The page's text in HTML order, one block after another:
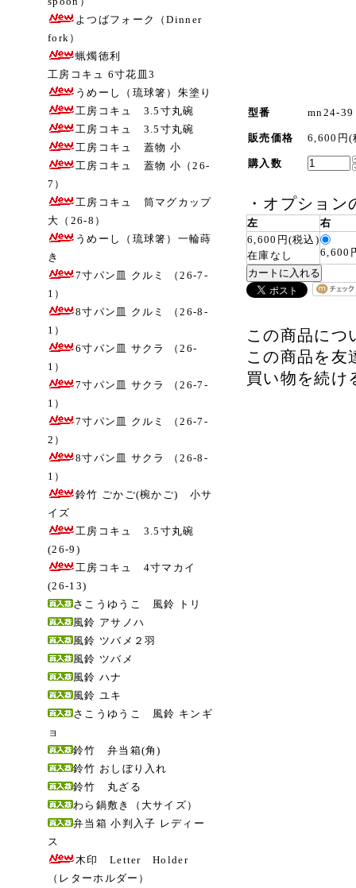
よつばフォーク（Dinner
fork）
蝋燭徳利
工房コキュ 6寸花皿3
うめーし（琉球箸）朱塗り
工房コキュ 3.5寸丸碗
工房コキュ 3.5寸丸碗
工房コキュ 蓋物 小
工房コキュ 蓋物 小（26-
7）
工房コキュ 筒マグカップ
大（26-8）
うめーし（琉球箸）一輪蒔
き
7寸パン皿 クルミ （26-7-
1）
8寸パン皿 クルミ （26-8-
1）
6寸パン皿 サクラ （26-
1）
7寸パン皿 サクラ （26-7-
1）
7寸パン皿 クルミ （26-7-
2）
8寸パン皿 サクラ （26-8-
1）
鈴竹 ごかご(椀かご) 小サ
イズ
工房コキュ 3.5寸丸碗
(26-9)
工房コキュ 4寸マカイ
(26-13)
さこうゆうこ 風鈴 トリ
風鈴 アサノハ
風鈴 ツバメ２羽
風鈴 ツバメ
風鈴 ハナ
風鈴 ユキ
さこうゆうこ 風鈴 キンギ
ョ
鈴竹 弁当箱(角)
鈴竹 おしぼり入れ
鈴竹 丸ざる
わら鍋敷き（大サイズ）
弁当箱 小判入子 レディー
ス
木印 Letter Holder
（レターホルダー）
型番 mn24-39
販売価格 6,600円(
購入数
・ オプション
左
右
6,600円(税込)
在庫なし
6,600
この商品につ
この商品を友
買い物を続け